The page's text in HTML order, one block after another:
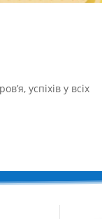
успіхів у всіх